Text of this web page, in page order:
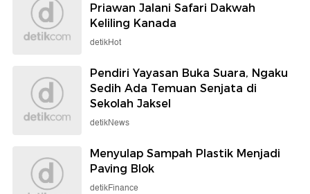
Priawan Jalani Safari Dakwah
Keliling Kanada
detikHot
Pendiri Yayasan Buka Suara, Ngaku
Sedih Ada Temuan Senjata di
Sekolah Jaksel
detikNews
Menyulap Sampah Plastik Menjadi
Paving Blok
detikFinance